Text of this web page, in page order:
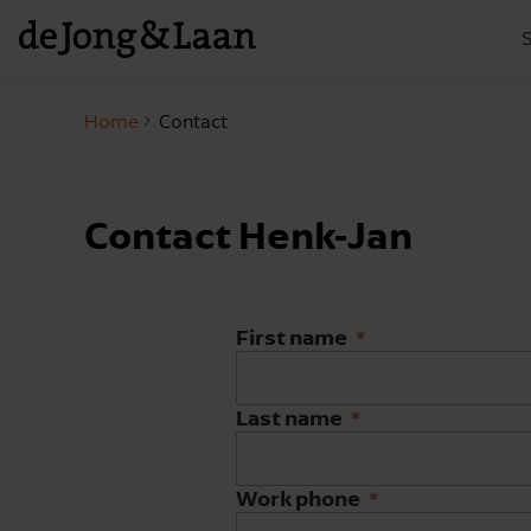
Home Contact
Contact Henk-Jan
First name
Last name
Work phone